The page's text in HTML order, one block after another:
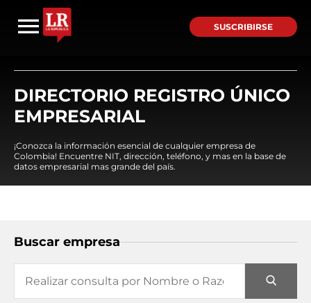
SUSCRIBIRSE
DIRECTORIO REGISTRO ÚNICO
EMPRESARIAL
¡Conozca la información esencial de cualquier empresa de
Colombia! Encuentre NIT, dirección, teléfono, y mas en la base de
datos empresarial mas grande del país.
Buscar empresa